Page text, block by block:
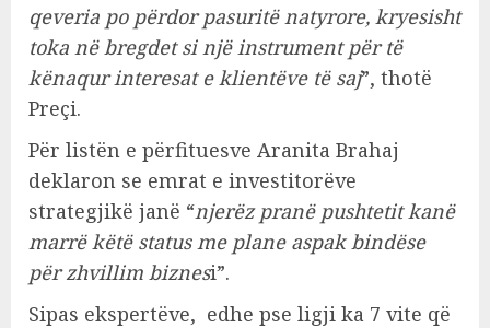
qeveria po përdor pasuritë natyrore, kryesisht
toka në bregdet si një instrument për të
kënaqur interesat e klientëve të saj”, thotë
Preçi.
Për listën e përfituesve Aranita Brahaj
deklaron se emrat e investitorëve
strategjikë janë “njerëz pranë pushtetit kanë
marrë këtë status me plane aspak bindëse
për zhvillim biznesi”.
Sipas ekspertëve, edhe pse ligji ka 7 vite që